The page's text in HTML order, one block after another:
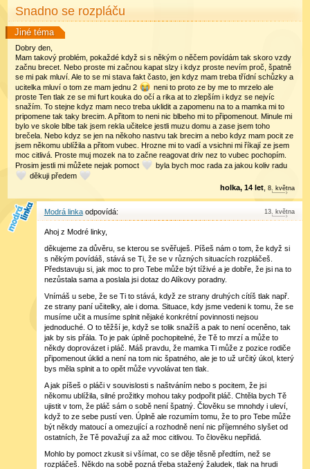
Snadno se rozpláču
Jiné téma
Dobry den,
Mam takový problém, pokaždé když si s někým o něčem povídám tak skoro vzdy
začnu brecet. Nebo proste mi začnou kapat slzy i kdyz proste nevím proč, špatně
se mi pak mluví. Ale to se mi stava fakt často, jen kdyz mam treba třídní schůzky a
ucitelka mluví o tom ze mam jednu 2
neni to proto ze by me to mrzelo ale
proste Ten tlak ze se mi furt kouka do očí a rika at to zlepším i kdyz se nejvíc
snažím. To stejne kdyz mam neco treba uklidit a zapomenu na to a mamka mi to
pripomene tak taky brecim. A přitom to neni nic blbeho mi to připomenout. Minule mi
bylo ve skole blbe tak jsem rekla učitelce jestli muzu domu a zase jsem toho
brečela. Nebo kdyz se jen na někoho nastvu tak brecim a nebo kdyz mam pocit ze
jsem někomu ublížila a přitom vubec. Hrozne mi to vadí a vsichni mi říkají ze jsem
moc citlivá. Proste muj mozek na to začne reagovat driv nez to vubec pochopím.
Prosim jestli mi můžete nejak pomoct
byla bych moc rada za jakou koliv radu
děkuji předem
holka, 14 let ,8 května
Modrá linka 13 května
Ahoj z Modré linky,
děkujeme za důvěru, se kterou se svěřuješ. Píšeš nám o tom, že když si
s někým povídáš, stává se Ti, že se v různých situacích rozpláčeš.
Představuju si, jak moc to pro Tebe může být tíživé a je dobře, že jsi na to
nezůstala sama a poslala jsi dotaz do Alíkovy poradny.
Vnímáš u sebe, že se Ti to stává, když ze strany druhých cítíš tlak např.
ze strany paní učitelky, ale i doma. Situace, kdy jsme vedeni k tomu, že se
musíme učit a musíme splnit nějaké konkrétní povinnosti nejsou
jednoduché. O to těžší je, když se tolik snažíš a pak to není oceněno, tak
jak by sis přála. To je pak úplně pochopitelné, že Tě to mrzí a může to
někdy doprovázet i pláč. Máš pravdu, že mamka Ti může z pozice rodiče
připomenout úklid a není na tom nic špatného, ale je to už určitý úkol, který
bys měla splnit a to opět může vyvolávat ten tlak.
A jak píšeš o pláči v souvislosti s naštváním nebo s pocitem, že jsi
někomu ublížila, silné prožitky mohou taky podpořit pláč. Chtěla bych Tě
ujistit v tom, že pláč sám o sobě není špatný. Člověku se mnohdy i uleví,
když to ze sebe pustí ven. Úplně ale rozumím tomu, že to pro Tebe může
být někdy matoucí a omezující a rozhodně není nic příjemného slyšet od
ostatních, že Tě považují za až moc citlivou. To člověku nepřidá.
Mohlo by pomoct zkusit si všímat, co se děje těsně předtím, než se
rozpláčeš. Někdo na sobě pozná třeba stažený žaludek, tlak na hrudi